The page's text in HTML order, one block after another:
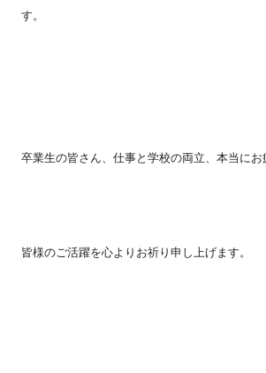
す。
卒業生の皆さん、仕事と学校の両立、本当にお
皆様のご活躍を心よりお祈り申し上げます。